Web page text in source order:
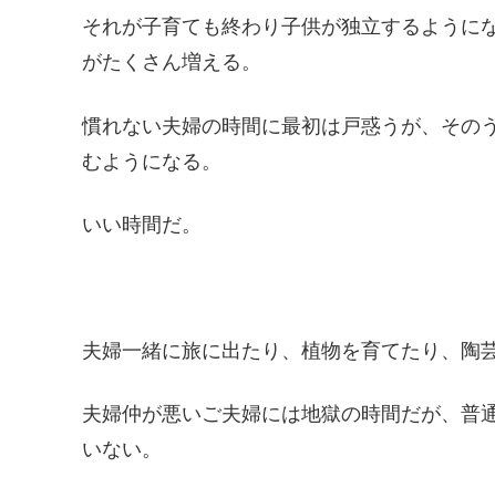
それが子育ても終わり子供が独立するように
がたくさん増える。
慣れない夫婦の時間に最初は戸惑うが、その
むようになる。
いい時間だ。
夫婦一緒に旅に出たり、植物を育てたり、陶
夫婦仲が悪いご夫婦には地獄の時間だが、普
いない。